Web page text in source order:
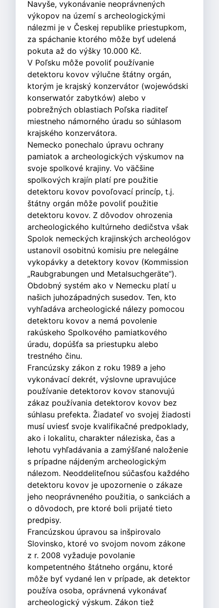
Navyše, vykonávanie neoprávnených
výkopov na území s archeologickými
nálezmi je v Českej republike priestupkom,
za spáchanie ktorého môže byť udelená
pokuta až do výšky 10.000 Kč.
V Poľsku môže povoliť používanie
detektoru kovov výlučne štátny orgán,
ktorým je krajský konzervátor (wojewódski
konserwatór zabytków) alebo v
pobrežných oblastiach Poľska riaditeľ
miestneho námorného úradu so súhlasom
krajského konzervátora.
Nemecko ponechalo úpravu ochrany
pamiatok a archeologických výskumov na
svoje spolkové krajiny. Vo väčšine
spolkových krajín platí pre použitie
detektoru kovov povoľovací princíp, t.j.
štátny orgán môže povoliť použitie
detektoru kovov. Z dôvodov ohrozenia
archeologického kultúrneho dedičstva však
Spolok nemeckých krajinských archeológov
ustanovil osobitnú komisiu pre nelegálne
vykopávky a detektory kovov (Kommission
„Raubgrabungen und Metalsuchgeräte“).
Obdobný systém ako v Nemecku platí u
našich juhozápadných susedov. Ten, kto
vyhľadáva archeologické nálezy pomocou
detektoru kovov a nemá povolenie
rakúskeho Spolkového pamiatkového
úradu, dopúšťa sa priestupku alebo
trestného činu.
Francúzsky zákon z roku 1989 a jeho
vykonávací dekrét, výslovne upravujúce
používanie detektorov kovov stanovujú
zákaz používania detektorov kovov bez
súhlasu prefekta. Žiadateľ vo svojej žiadosti
musí uviesť svoje kvalifikačné predpoklady,
ako i lokalitu, charakter náleziska, čas a
lehotu vyhľadávania a zamýšľané naloženie
s prípadne nájdeným archeologickým
nálezom. Neoddeliteľnou súčasťou každého
detektoru kovov je upozornenie o zákaze
jeho neoprávneného použitia, o sankciách a
o dôvodoch, pre ktoré boli prijaté tieto
predpisy.
Francúzskou úpravou sa inšpirovalo
Slovinsko, ktoré vo svojom novom zákone
z r. 2008 vyžaduje povolanie
kompetentného štátneho orgánu, ktoré
môže byť vydané len v prípade, ak detektor
používa osoba, oprávnená vykonávať
archeologický výskum. Zákon tiež